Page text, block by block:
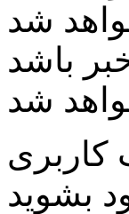
باشد
شد
كاربری
بشويد